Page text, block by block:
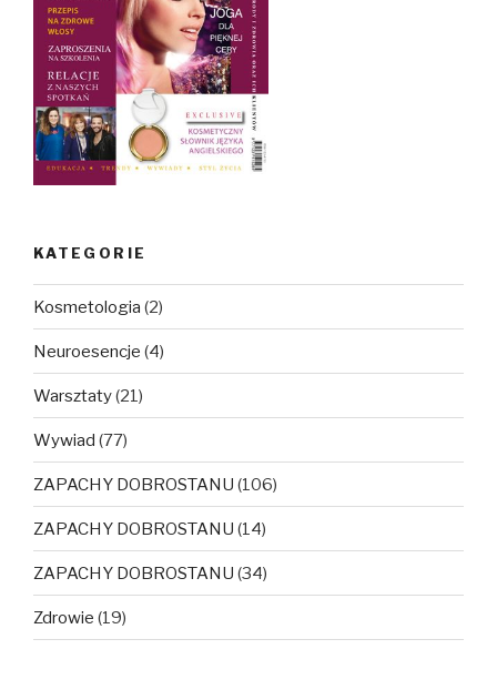
KATEGORIE
Kosmetologia (2)
Neuroesencje (4)
Warsztaty(21)
Wywiad (77)
ZAPACHY DOBROSTANU (106)
ZAPACHY DOBROSTANU (14)
ZAPACHY DOBROSTANU (34)
Zdrowie (19)